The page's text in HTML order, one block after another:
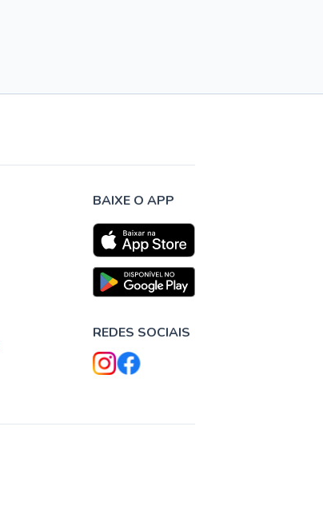
BAIXE O APP
REDES SOCIAIS